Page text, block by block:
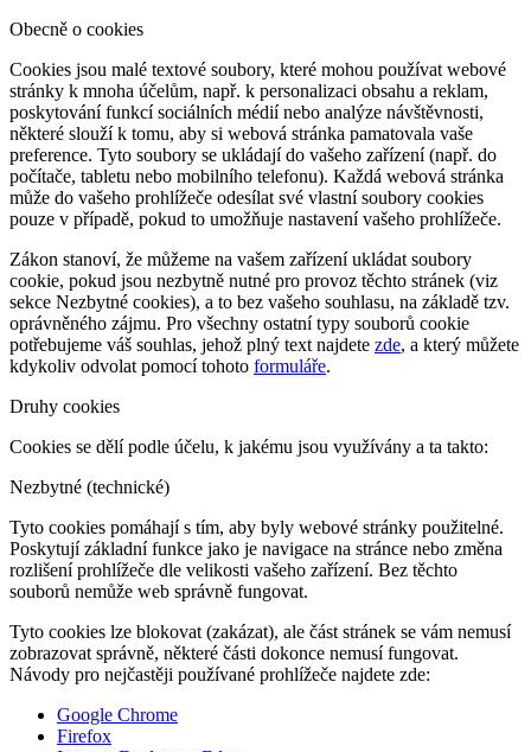
Obecně o cookies
Cookies jsou malé textové soubory, které mohou používat webové
stránky k mnoha účelům, např. k personalizaci obsahu a reklam,
poskytování funkcí sociálních médií nebo analýze návštěvnosti,
některé slouží k tomu, aby si webová stránka pamatovala vaše
preference. Tyto soubory se ukládají do vašeho zařízení (např. do
počítače, tabletu nebo mobilního telefonu). Každá webová stránka
může do vašeho prohlížeče odesílat své vlastní soubory cookies
pouze v případě, pokud to umožňuje nastavení vašeho prohlížeče.
Zákon stanoví, že můžeme na vašem zařízení ukládat soubory
cookie, pokud jsou nezbytně nutné pro provoz těchto stránek (viz
sekce Nezbytné cookies), a to bez vašeho souhlasu, na základě tzv.
oprávněného zájmu. Pro všechny ostatní typy souborů cookie
potřebujeme váš souhlas, jehož plný text najdete zde, a který můžete
kdykoliv odvolat pomocí tohoto formuláře.
Druhy cookies
Cookies se dělí podle účelu, k jakému jsou využívány a ta takto:
Nezbytné (technické)
Tyto cookies pomáhají s tím, aby byly webové stránky použitelné.
Poskytují základní funkce jako je navigace na stránce nebo změna
rozlišení prohlížeče dle velikosti vašeho zařízení. Bez těchto
souborů nemůže web správně fungovat.
Tyto cookies lze blokovat (zakázat), ale část stránek se vám nemusí
zobrazovat správně, některé části dokonce nemusí fungovat.
Návody pro nejčastěji používané prohlížeče najdete zde:
Google Chrome
Firefox